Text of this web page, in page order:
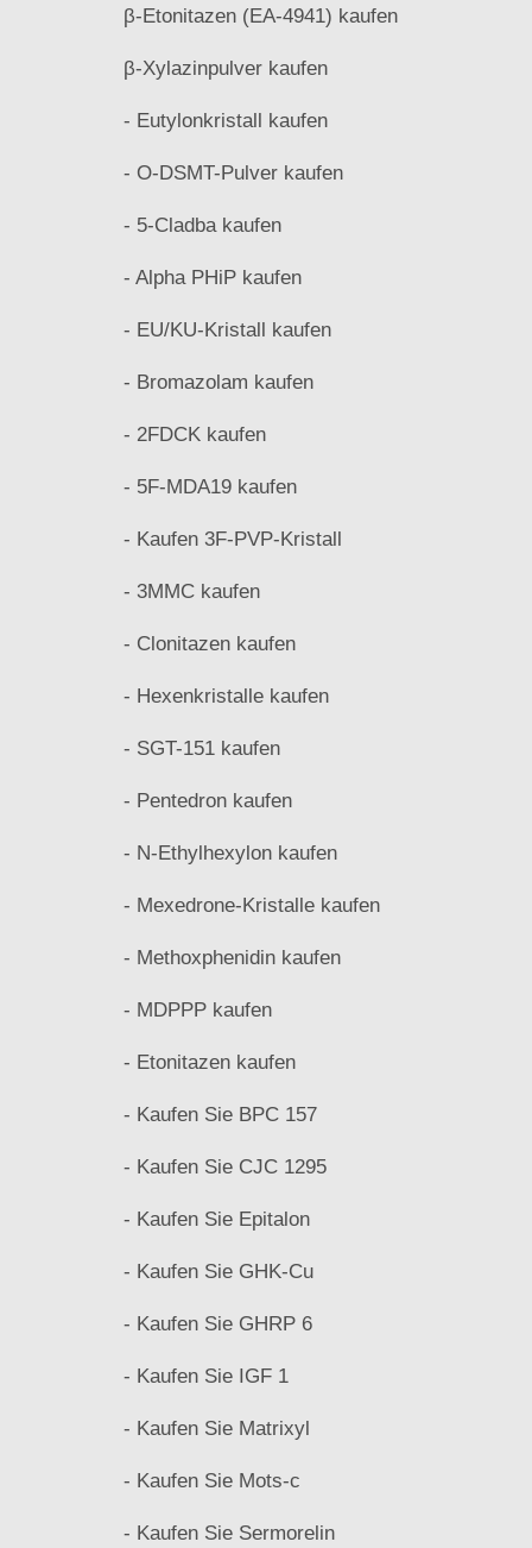
β-Etonitazen (EA-4941) kaufen
β-Xylazinpulver kaufen
- Eutylonkristall kaufen
- O-DSMT-Pulver kaufen
- 5-Cladba kaufen
- Alpha PHiP kaufen
- EU/KU-Kristall kaufen
- Bromazolam kaufen
- 2FDCK kaufen
- 5F-MDA19 kaufen
- Kaufen 3F-PVP-Kristall
- 3MMC kaufen
- Clonitazen kaufen
- Hexenkristalle kaufen
- SGT-151 kaufen
- Pentedron kaufen
- N-Ethylhexylon kaufen
- Mexedrone-Kristalle kaufen
- Methoxphenidin kaufen
- MDPPP kaufen
- Etonitazen kaufen
- Kaufen Sie BPC 157
- Kaufen Sie CJC 1295
- Kaufen Sie Epitalon
- Kaufen Sie GHK-Cu
- Kaufen Sie GHRP 6
- Kaufen Sie IGF 1
- Kaufen Sie Matrixyl
- Kaufen Sie Mots-c
- Kaufen Sie Sermorelin